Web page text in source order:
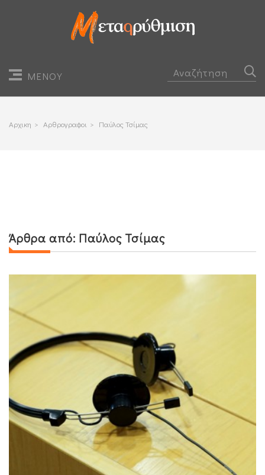
ΜΕΝΟΥ
Αρχικη > Αρθρογραφοι > Παύλος Τσίμας
Άρθρα από: Παύλος Τσίμας